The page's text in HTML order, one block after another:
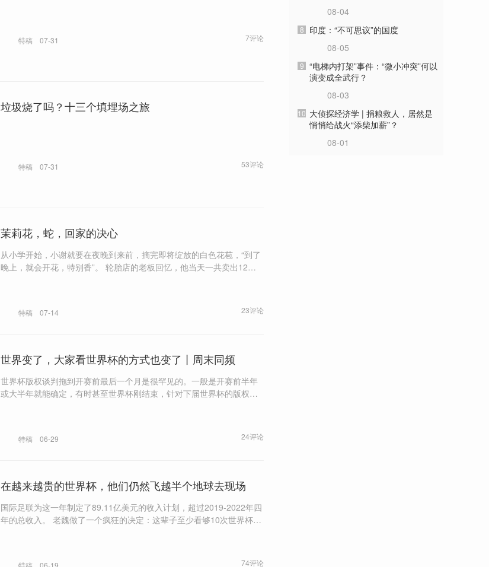
特稿 07-31 7评论
垃圾烧了吗？十三个填埋场之旅
特稿 07-31 53评论
茉莉花，蛇，回家的决心
从小学开始，小谢就要在夜晚到来前，摘完即将绽放的白色花苞，“到了
晚上，就会开花，特别香”。 轮胎店的老板回忆，他当天一共卖出12个
特稿 07-14 23评论
世界变了，大家看世界杯的方式也变了丨周末同频
世界杯版权谈判拖到开赛前最后一个月是很罕见的。一般是开赛前半年
或大半年就能确定，有时甚至世界杯刚结束，针对下届世界杯的版权谈
监管和许可，在YouTube频道上试水免费直播34场世界杯的比赛。
特稿 06-29 24评论
在越来越贵的世界杯，他们仍然飞越半个地球去现场
国际足联为这一年制定了89.11亿美元的收入计划，超过2019-2022年四
年的总收入。 老魏做了一个疯狂的决定：这辈子至少看够10次世界杯，
特稿 06-19 74评论
08-04
8
印度：“不可思议”的国度
08-05
9 “电梯内打架”事件：“微小冲突”何以
演变成全武行？
08-03
10 大侦探经济学 | 捐粮救人，居然是
悄悄给战火“添柴加薪”？
08-01